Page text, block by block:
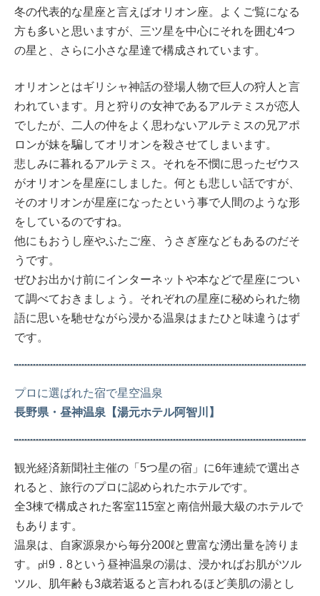
冬の代表的な星座と言えばオリオン座。よくご覧になる
方も多いと思いますが、三ツ星を中心にそれを囲む4つ
の星と、さらに小さな星達で構成されています。
オリオンとはギリシャ神話の登場人物で巨人の狩人と言
われています。月と狩りの女神であるアルテミスが恋人
でしたが、二人の仲をよく思わないアルテミスの兄アポ
ロンが妹を騙してオリオンを殺させてしまいます。
悲しみに暮れるアルテミス。それを不憫に思ったゼウス
がオリオンを星座にしました。何とも悲しい話ですが、
そのオリオンが星座になったという事で人間のような形
をしているのですね。
他にもおうし座やふたご座、うさぎ座などもあるのだそ
うです。
ぜひお出かけ前にインターネットや本などで星座につい
て調べておきましょう。それぞれの星座に秘められた物
語に思いを馳せながら浸かる温泉はまたひと味違うはず
です。
プロに選ばれた宿で星空温泉
長野県・昼神温泉【湯元ホテル阿智川】
観光経済新聞社主催の「5つ星の宿」に6年連続で選出さ
れると、旅行のプロに認められたホテルです。
全3棟で構成された客室115室と南信州最大級のホテルで
もあります。
温泉は、自家源泉から毎分200ℓと豊富な湧出量を誇りま
す。㏗9．8という昼神温泉の湯は、浸かればお肌がツル
ツル、肌年齢も3歳若返ると言われるほど美肌の湯とし